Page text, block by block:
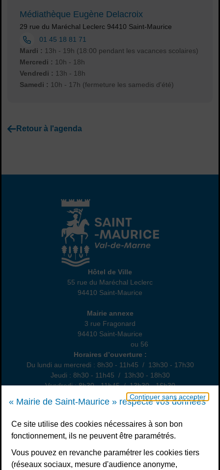
Continuer sans accepter
« Mairie de Saint-Maurice » respecte vos données
Ce site utilise des cookies nécessaires à son bon
fonctionnement, ils ne peuvent être paramétrés.
Vous pouvez en revanche paramétrer les cookies tiers
(réseaux sociaux, mesure d'audience anonyme,
Médiathèque Eugène Delacroix
Adresse :
29 rue du Maréchal Leclerc 94410 Saint-Maurice
Tél. :
01 45 18 81 71
Horaires :
Mardi : 13h - 19h (18:00 pendant les vacances scolaires)
Mercredi : 10h - 18h
Vendredi : 13h - 18h
Samedi : 10h - 17h (fermeture les samedis d'été)
Retour à l'agenda
Hôtel de Ville
Hôtel de Ville
55 rue du Maréchal Leclerc
94410 Saint-Maurice
Annexe
Mairie annexe
3 rue Fragonard
94410 Saint-Maurice
ou 56
Horaires d’ouverture :
Du lundi au mercredi : 8h30 - 11h45 / 13h30 - 17h30
Jeudi : 8h30 - 11h45 / 13h30 - 18h30
Vendredi : 8h30 - 11h45 / 13h30 - 16h30
Un samedi par mois : permanence état civil, sur rendez-vous
S’inscrire à la newsletter
Télécharger l’application